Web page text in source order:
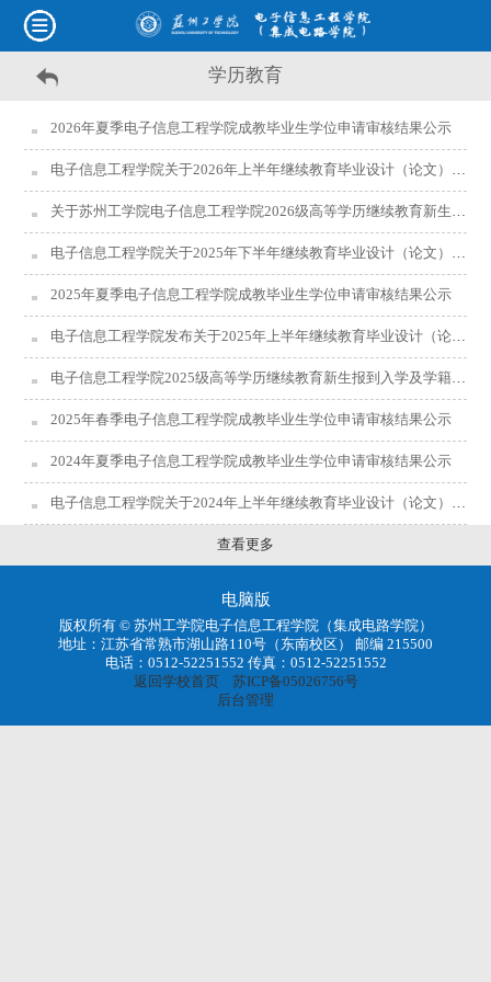
学历教育
2026年夏季电子信息工程学院成教毕业生学位申请审核结果公示
电子信息工程学院关于2026年上半年继续教育毕业设计（论文）答辩工作安排的通知
关于苏州工学院电子信息工程学院2026级高等学历继续教育新生报到入学及学籍注册工作安排的通知
电子信息工程学院关于2025年下半年继续教育毕业设计（论文）答辩工作安排的通知
2025年夏季电子信息工程学院成教毕业生学位申请审核结果公示
电子信息工程学院发布关于2025年上半年继续教育毕业设计（论文）答辩工作安排的通知
电子信息工程学院2025级高等学历继续教育新生报到入学及学籍注册工作安排
2025年春季电子信息工程学院成教毕业生学位申请审核结果公示
2024年夏季电子信息工程学院成教毕业生学位申请审核结果公示
电子信息工程学院关于2024年上半年继续教育毕业设计（论文）答辩工作安排的通知
查看更多
电脑版
版权所有 © 苏州工学院电子信息工程学院（集成电路学院）
地址：江苏省常熟市湖山路110号（东南校区） 邮编 215500
电话：0512-52251552 传真：0512-52251552
返回学校首页
苏ICP备05026756号
后台管理